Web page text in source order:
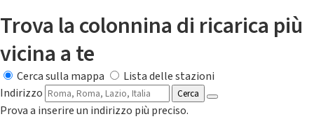
Trova la colonnina di ricarica più
vicina a te
Cerca sulla mappa
Lista delle stazioni
Indirizzo
Cerca
Prova a inserire un indirizzo più preciso.